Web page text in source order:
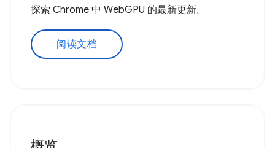
探索 Chrome 中 WebGPU 的最新更新。
阅读文档